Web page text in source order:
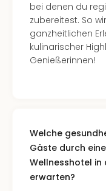
bei denen du
zubereitest. So
ganzheitlichen
kulinarischer
Genießerinnen!
Welche
Gäste durch
Wellnesshotel in
erwarten?